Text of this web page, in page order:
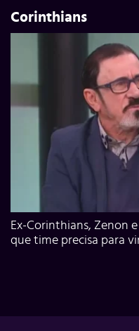
Corinthians
Ex-Corinthians, Zenon
que time precisa para